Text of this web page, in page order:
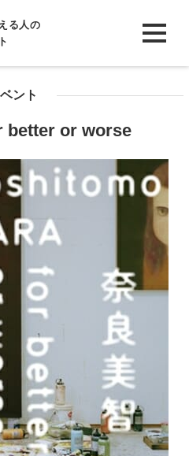
る人の
ント
or worse